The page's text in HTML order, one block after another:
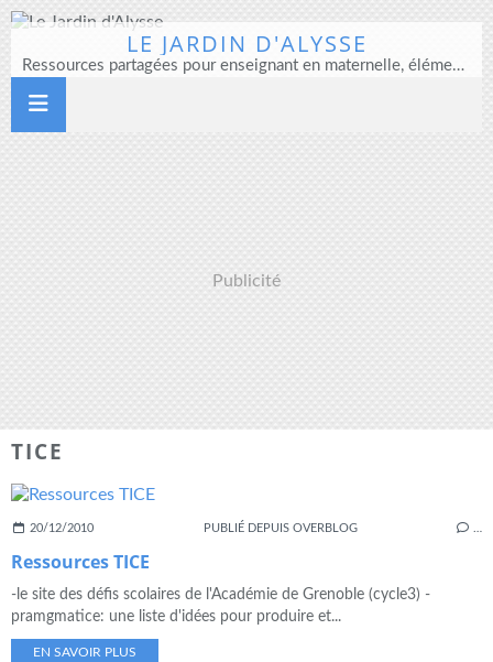
LE JARDIN D'ALYSSE
Ressources partagées pour enseignant en maternelle, élémentaire et direction d'école
Publicité
TICE
20/12/2010 PUBLIÉ DEPUIS OVERBLOG
Ressources TICE
-le site des défis scolaires de l'Académie de Grenoble (cycle3) -
pramgmatice: une liste d'idées pour produire et...
EN SAVOIR PLUS